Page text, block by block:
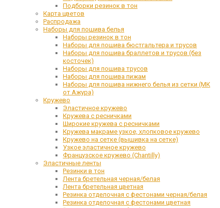
Подборки резинок в тон
Карта цветов
Распродажа
Наборы для пошива белья
Наборы резинок в тон
Наборы для пошива бюстгальтера и трусов
Наборы для пошива браллетов и трусов (без
косточек)
Наборы для пошива трусов
Наборы для пошива пижам
Наборы для пошива нижнего белья из сетки (МК
от Ажура)
Кружево
Эластичное кружево
Кружева с ресничками
Широкие кружева с ресничками
Кружева макраме узкое, хлопковое кружево
Кружево на сетке (вышивка на сетке)
Узкое эластичное кружево
Французское кружево (Chantilly)
Эластичные ленты
Резинки в тон
Лента бретельная черная/белая
Лента бретельная цветная
Резинка отделочная с фестонами черная/белая
Резинка отделочная с фестонами цветная